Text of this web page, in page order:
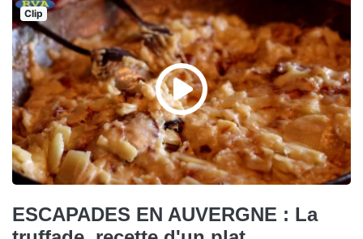
Clip
ESCAPADES EN AUVERGNE : La